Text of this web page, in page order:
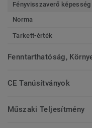
Fényvisszaverő képesség
Norma
Tarkett-érték
Fenntarthatóság,
CE Tanúsítványok
Műszaki Teljesítmény